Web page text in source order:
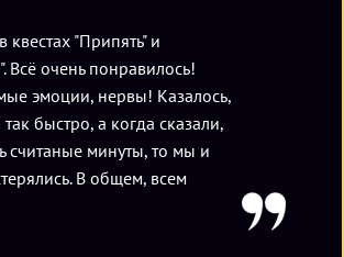
квестах "Припять" и
очень понравилось!
эмоции, нервы! Казалось,
быстро, а когда сказали,
считаные минуты, то мы и
В общем, всем